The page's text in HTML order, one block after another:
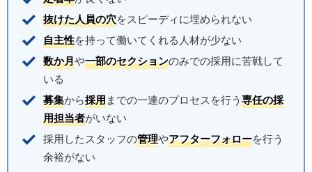
抜けた人員の穴をスピーディに埋められない
自主性を持って働いてくれる人材が少ない
数か月や一部のセクションのみでの採用に苦戦して
いる
募集から採用までの一連のプロセスを行う 専任の採
用担当者がいない
採用したスタッフの管理やアフターフォローを行う
余裕がない